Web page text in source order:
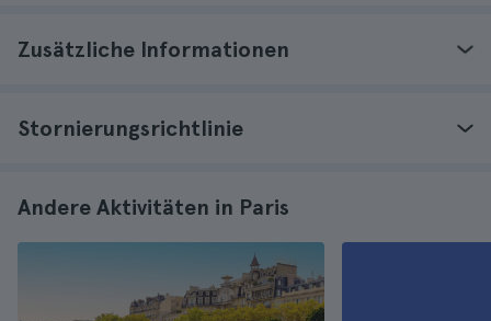
Zusätzliche Informationen
Stornierungsrichtlinie
Andere Aktivitäten in Paris